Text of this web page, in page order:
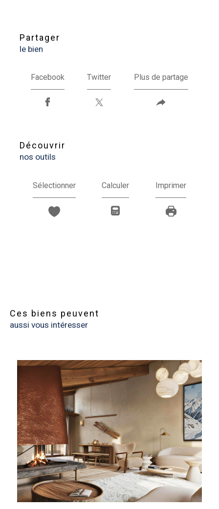
partager
le bien
Facebook Twitter Plus de partage
découvrir
nos outils
Sélectionner Calculer Imprimer
Ces biens peuvent
aussi vous intéresser